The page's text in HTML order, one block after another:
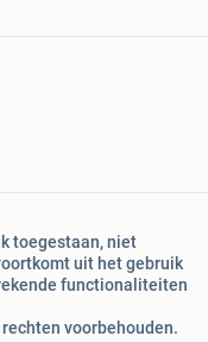
toegestaan, niet
uit het gebruik
functionaliteiten
voorbehouden.